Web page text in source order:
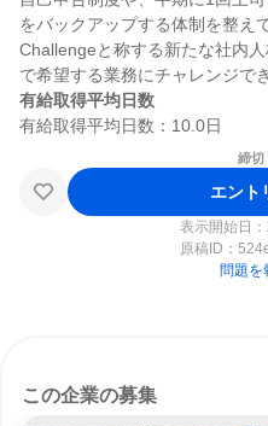
をバックアップする体制を整え
Challengeと称する新たな社内
有給取得平均日数
締切
エント
表示開始日
原稿ID：
問題を
この企業の募集